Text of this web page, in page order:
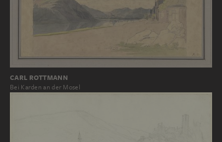
CARL ROTTMANN
Bei Karden an der Mosel